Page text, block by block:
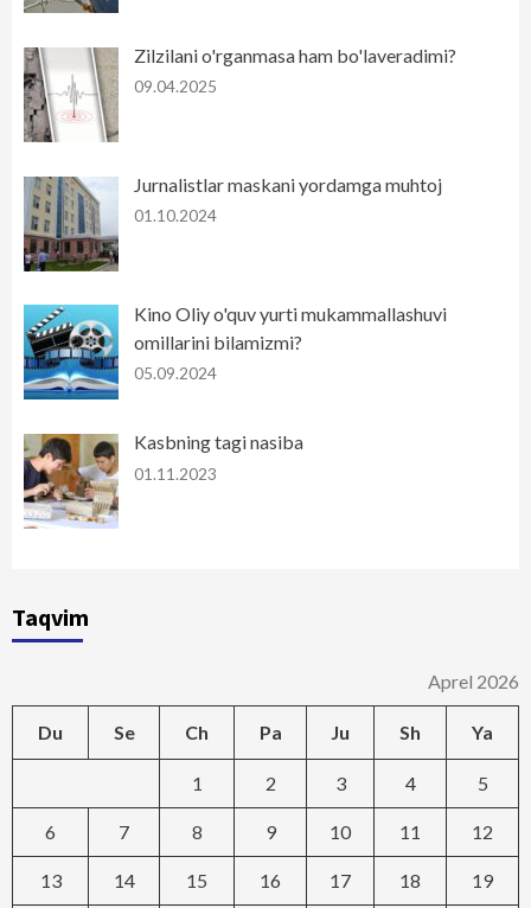
Zilzilani o'rganmasa ham bo'laveradimi?
09.04.2025
Jurnalistlar maskani yordamga muhtoj
01.10.2024
Kino Oliy o'quv yurti mukammallashuvi
omillarini bilamizmi?
05.09.2024
Kasbning tagi nasiba
01.11.2023
Taqvim
Aprel 2026
Du Se Ch Pa Ju Sh Ya
1 2 3 4 5
6 7 8 9 10 11 12
13 14 15 16 17 18 19